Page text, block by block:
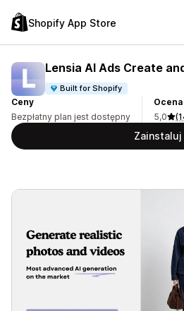
Shopify App Store
Lensia AI Ads Create
Built for Shopify
Ceny
Bezpłatny plan jest dostępny
Ocena
5,0
Zainstaluj